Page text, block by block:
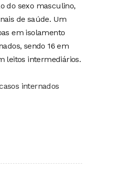
do sexo masculino,
de saúde. Um
em isolamento
sendo 16 em
leitos intermediários.
internados